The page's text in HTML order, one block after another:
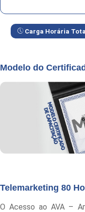
Carga Horária
Modelo do
Telemarketing 80
O Acesso ao AVA –